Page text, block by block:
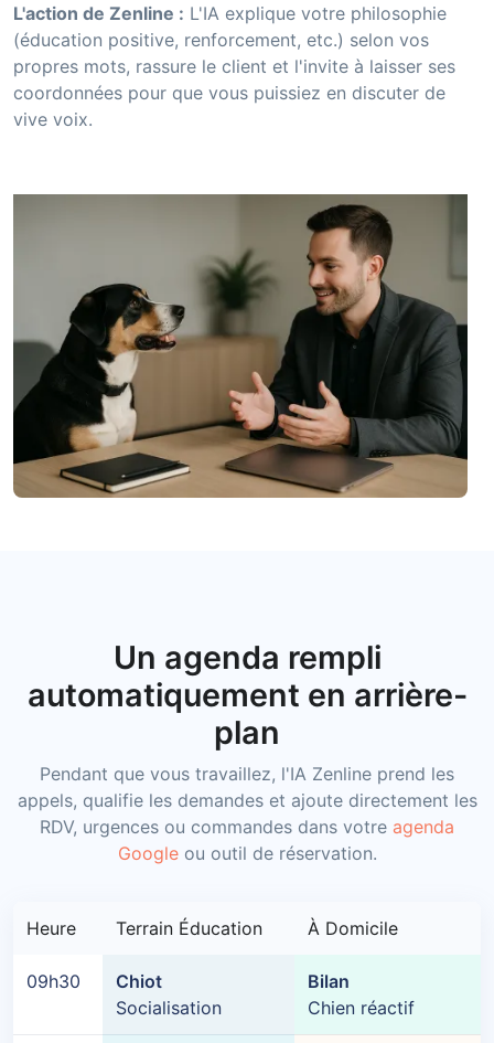
L'action de Zenline : L'IA explique votre philosophie
(éducation positive, renforcement, etc.) selon vos
propres mots, rassure le client et l'invite à laisser ses
coordonnées pour que vous puissiez en discuter de
vive voix.
Un agenda rempli
automatiquement en arrière-
plan
Pendant que vous travaillez, l'IA Zenline prend les
appels, qualifie les demandes et ajoute directement les
RDV, urgences ou commandes dans votre agenda
Googleou outil de réservation.
Heure Terrain Éducation À Domicile
09h30
Chiot
Socialisation
Bilan
Chien réactif